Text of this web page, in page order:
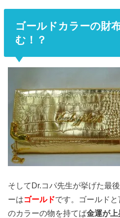
ゴールドカラーの財
む！？
そしてDr.コパ先生が挙げた最
ーはゴールドです。ゴールド
のカラーの物を持てば金運が上